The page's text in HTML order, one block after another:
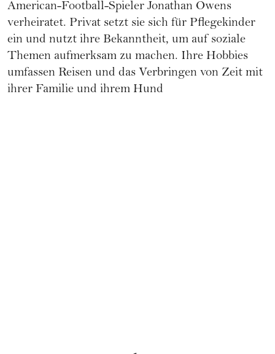
American-Football-Spieler Jonathan Owens
verheiratet. Privat setzt sie sich für Pflegekinder
ein und nutzt ihre Bekanntheit, um auf soziale
Themen aufmerksam zu machen. Ihre Hobbies
umfassen Reisen und das Verbringen von Zeit mit
ihrer Familie und ihrem Hund